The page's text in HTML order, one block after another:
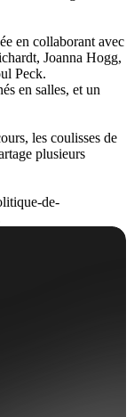
en collaborant avec
Joanna Hogg,
Peck.
en salles, et un
les coulisses de
plusieurs
de-